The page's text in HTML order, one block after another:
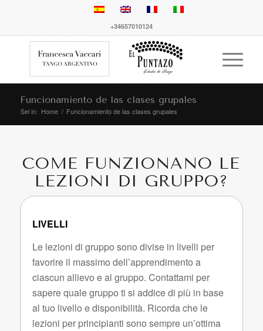
+34657010124
Funcionamiento de las clases grupales
Sei in: Home / Funcionamiento de las clases grupales
COME FUNZIONANO LE
LEZIONI DI GRUPPO?
LIVELLI
Le lezioni di gruppo sono divise in livelli per
favorire il massimo dell’apprendimento a
ciascun allievo e al gruppo. Contattami per
sapere quale gruppo ti si addice di più in base
al tuo livello e disponibilità. Ricorda che le
lezioni per principianti sono sempre un’ottima